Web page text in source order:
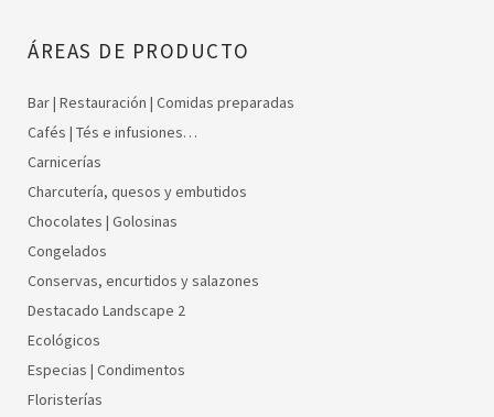
ÁREAS DE PRODUCTO
Bar | Restauración | Comidas preparadas
Cafés | Tés e infusiones…
Carnicerías
Charcutería, quesos y embutidos
Chocolates | Golosinas
Congelados
Conservas, encurtidos y salazones
Destacado Landscape 2
Ecológicos
Especias | Condimentos
Floristerías